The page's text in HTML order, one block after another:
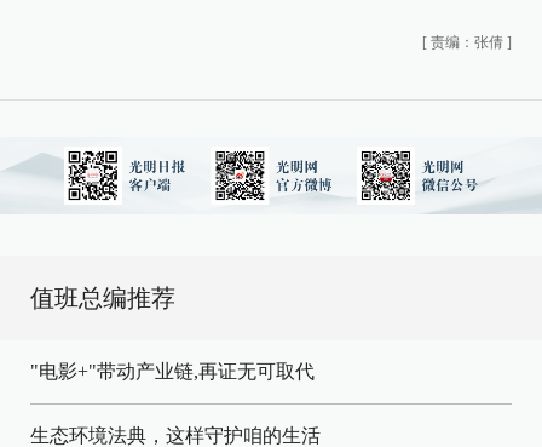
[ 责编：张倩 ]
值班总编推荐
"电影+"带动产业链,再证无可取代
生态环境法典，这样守护咱的生活